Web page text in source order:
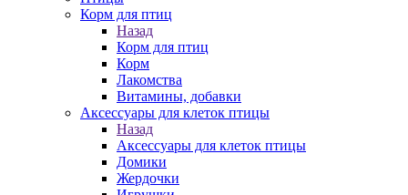
Корм для птиц
Назад
Корм для птиц
Корм
Лакомства
Витамины, добавки
Аксессуары для клеток птицы
Назад
Аксессуары для клеток птицы
Домики
Жердочки